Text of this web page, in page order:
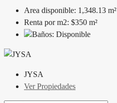
Area disponible: 1,348.13 m²
Renta por m2: $350 m²
Baños: Disponible
JYSA
Ver Propiedades